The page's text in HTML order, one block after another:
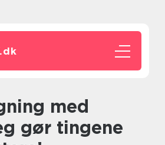
dk
gør tingene